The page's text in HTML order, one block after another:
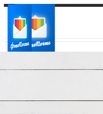
Ваш регион доставки